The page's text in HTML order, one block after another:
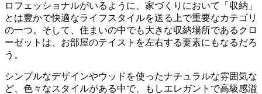
ロフェッショナルがいるように、家づくりにおいて「収納」
とは豊かで快適なライフスタイルを送る上で重要なカテゴリ
の一つ。そして、住まいの中でも大きな収納場所であるクロ
ーゼットは、お部屋のテイストを左右する要素にもなるだろ
う。
シンプルなデザインやウッドを使ったナチュラルな雰囲気な
ど、色々なスタイルがある中で、もしエレガントで高級感溢